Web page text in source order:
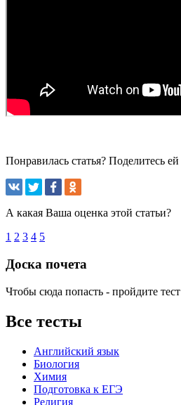
Понравилась статья? Поделитесь ей
А какая Ваша оценка этой статьи?
1 2 3 4 5
Доска почета
Чтобы сюда попасть - пройдите тест
Все тесты
Английский язык
Биология
Химия
Подготовка к ЕГЭ
Религия